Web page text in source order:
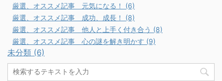
厳選、オススメ記事 元気になる！ (6)
厳選、オススメ記事 成功、成長！ (8)
厳選、オススメ記事 他人と上手く付き合う (8)
厳選、オススメ記事 心の謎を解き明かす (9)
未分類 (6)